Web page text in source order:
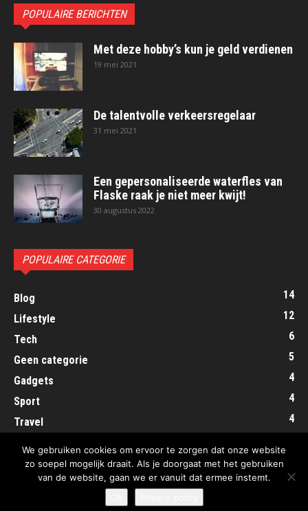
POPULAIRE BERICHTEN
Met deze hobby’s kun je geld verdienen
19 mei 2021
De talentvolle verkeersregelaar
31 mei 2021
Een gepersonaliseerde waterfles van
Flaske raak je niet meer kwijt!
30 augustus 2022
POPULAIRE CATEGORIE
Blog
14
Lifestyle
12
Tech
6
Geen categorie
5
Gadgets
4
Sport
4
Travel
4
© ExposeYourTalent.nl
We gebruiken cookies om ervoor te zorgen dat onze website
zo soepel mogelijk draait. Als je doorgaat met het gebruiken
van de website, gaan we er vanuit dat ermee instemt.